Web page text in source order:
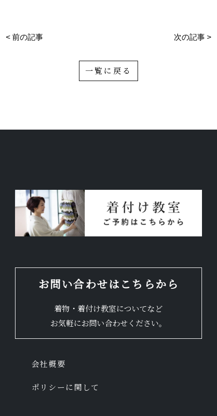
< 前の記事 次の記事 >
一覧に戻る
お問い合わせはこちらから
着物・着付け教室についてなど
お気軽にお問い合わせください。
ポリシーに関して
会社概要